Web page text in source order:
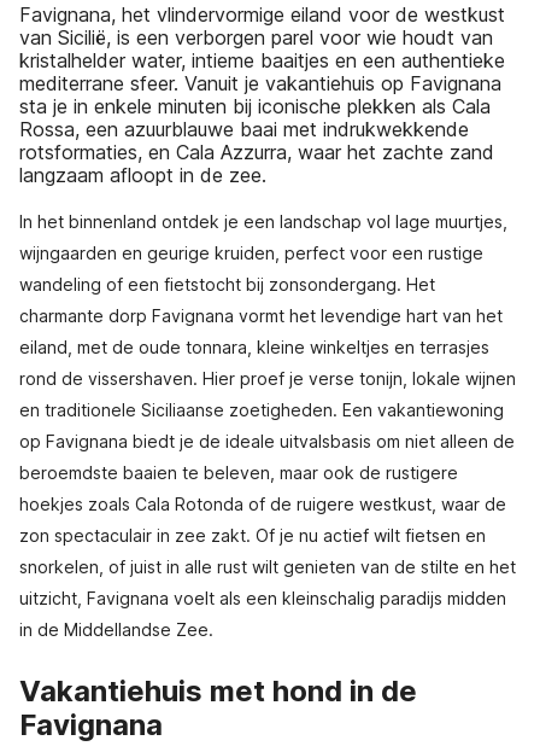
Favignana, het vlindervormige eiland voor de westkust
van Sicilië, is een verborgen parel voor wie houdt van
kristalhelder water, intieme baaitjes en een authentieke
mediterrane sfeer. Vanuit je vakantiehuis op Favignana
sta je in enkele minuten bij iconische plekken als Cala
Rossa, een azuurblauwe baai met indrukwekkende
rotsformaties, en Cala Azzurra, waar het zachte zand
langzaam afloopt in de zee.
In het binnenland ontdek je een landschap vol lage muurtjes,
wijngaarden en geurige kruiden, perfect voor een rustige
wandeling of een fietstocht bij zonsondergang. Het
charmante dorp Favignana vormt het levendige hart van het
eiland, met de oude tonnara, kleine winkeltjes en terrasjes
rond de vissershaven. Hier proef je verse tonijn, lokale wijnen
en traditionele Siciliaanse zoetigheden. Een vakantiewoning
op Favignana biedt je de ideale uitvalsbasis om niet alleen de
beroemdste baaien te beleven, maar ook de rustigere
hoekjes zoals Cala Rotonda of de ruigere westkust, waar de
zon spectaculair in zee zakt. Of je nu actief wilt fietsen en
snorkelen, of juist in alle rust wilt genieten van de stilte en het
uitzicht, Favignana voelt als een kleinschalig paradijs midden
in de Middellandse Zee.
Vakantiehuis met hond in de
Favignana